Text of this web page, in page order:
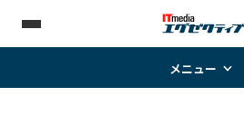
メニュー